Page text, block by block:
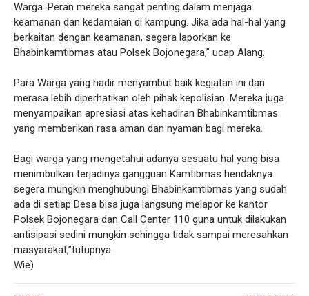
Warga. Peran mereka sangat penting dalam menjaga
keamanan dan kedamaian di kampung. Jika ada hal-hal yang
berkaitan dengan keamanan, segera laporkan ke
Bhabinkamtibmas atau Polsek Bojonegara,” ucap Alang.
Para Warga yang hadir menyambut baik kegiatan ini dan
merasa lebih diperhatikan oleh pihak kepolisian. Mereka juga
menyampaikan apresiasi atas kehadiran Bhabinkamtibmas
yang memberikan rasa aman dan nyaman bagi mereka.
Bagi warga yang mengetahui adanya sesuatu hal yang bisa
menimbulkan terjadinya gangguan Kamtibmas hendaknya
segera mungkin menghubungi Bhabinkamtibmas yang sudah
ada di setiap Desa bisa juga langsung melapor ke kantor
Polsek Bojonegara dan Call Center 110 guna untuk dilakukan
antisipasi sedini mungkin sehingga tidak sampai meresahkan
masyarakat,”tutupnya.
Wie)